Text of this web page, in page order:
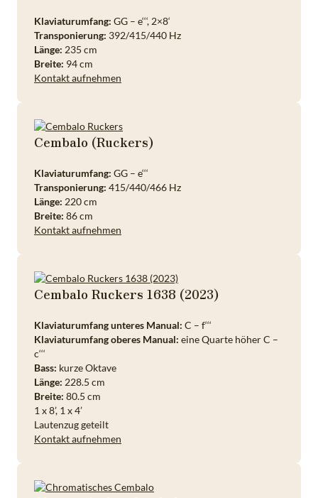
Klaviaturumfang: GG – e‘‘‘, 2×8‘
Transponierung: 392/415/440 Hz
Länge: 235 cm
Breite: 94 cm
Kontakt aufnehmen
Cembalo (Ruckers)
Klaviaturumfang: GG – e‘‘‘
Transponierung: 415/440/466 Hz
Länge: 220 cm
Breite: 86 cm
Kontakt aufnehmen
Cembalo Ruckers 1638 (2023)
Klaviaturumfang unteres Manual: C – f‘‘‘
Klaviaturumfang oberes Manual: eine Quarte höher C –
c‘‘‘
Bass: kurze Oktave
Länge: 228.5 cm
Breite: 80.5 cm
1 x 8’, 1 x 4’
Lautenzug geteilt
Kontakt aufnehmen